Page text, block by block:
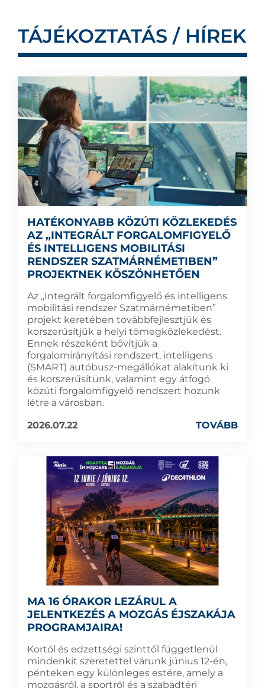
TÁJÉKOZTATÁS / HÍREK
HATÉKONYABB KÖZÚTI KÖZLEKEDÉS
AZ „INTEGRÁLT FORGALOMFIGYELŐ
ÉS INTELLIGENS MOBILITÁSI
RENDSZER SZATMÁRNÉMETIBEN”
PROJEKTNEK KÖSZÖNHETŐEN
Az „Integrált forgalomfigyelő és intelligens
mobilitási rendszer Szatmárnémetiben”
projekt keretében továbbfejlesztjük és
korszerűsítjük a helyi tömegközlekedést.
Ennek részeként bővítjük a
forgalomirányítási rendszert, intelligens
(SMART) autóbusz-megállókat alakítunk ki
és korszerűsítünk, valamint egy átfogó
közúti forgalomfigyelő rendszert hozunk
létre a városban.
2026.07.22
TOVÁBB
MA 16 ÓRAKOR LEZÁRUL A
JELENTKEZÉS A MOZGÁS ÉJSZAKÁJA
PROGRAMJAIRA!
Kortól és edzettségi szinttől függetlenül
mindenkit szeretettel várunk június 12-én,
pénteken egy különleges estére, amely a
mozgásról, a sportról és a szabadtéri